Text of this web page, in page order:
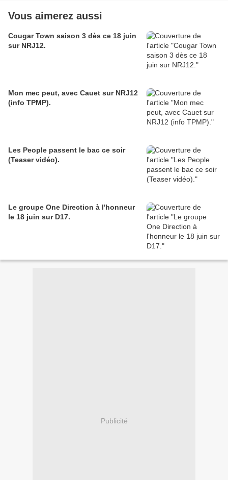
Vous aimerez aussi
Cougar Town saison 3 dès ce 18 juin
sur NRJ12.
Mon mec peut, avec Cauet sur NRJ12
(info TPMP).
Les People passent le bac ce soir
(Teaser vidéo).
Le groupe One Direction à l'honneur
le 18 juin sur D17.
Publicité